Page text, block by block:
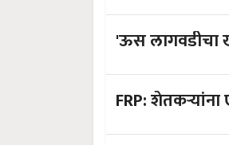
'ऊस लागवडीचा
FRP: